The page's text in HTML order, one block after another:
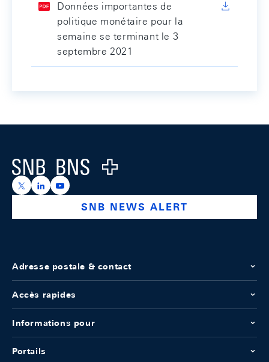
Données importantes de
politique monétaire pour la
semaine se terminant le 3
septembre 2021
Logo
https://x.com/snb_bns
https://ch.linkedin.com/company/swiss-national-
https://www.youtube.com/@swissnationalbank
SNB NEWS ALERT
Adresse postale & contact
Accès rapides
Informations pour
Portails